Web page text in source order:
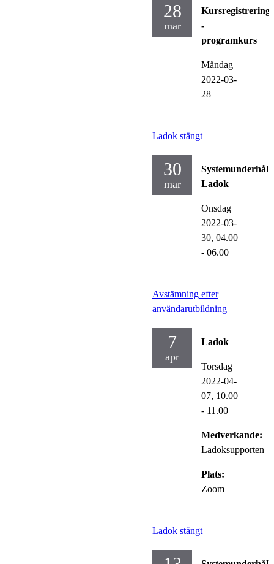
28
mar
Kursregistrering
-
programkurs
Måndag
2022-03-
28
Ladok stängt
30
mar
Systemunderhåll
Ladok
Onsdag
2022-03-
30, 04.00
- 06.00
Avstämning efter
användarutbildning
7
apr
Ladok
Torsdag
2022-04-
07, 10.00
- 11.00
Medverkande:
Ladoksupporten
Plats:
Zoom
Ladok stängt